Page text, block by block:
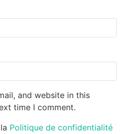
and website in this
time I comment.
Politique de confidentialité